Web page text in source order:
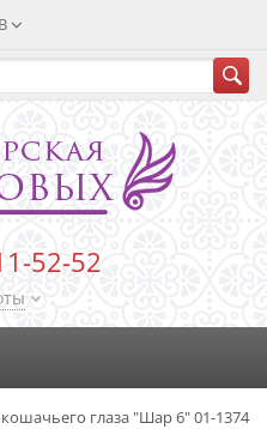
52-52
глаза "Шар 6" 01-1374